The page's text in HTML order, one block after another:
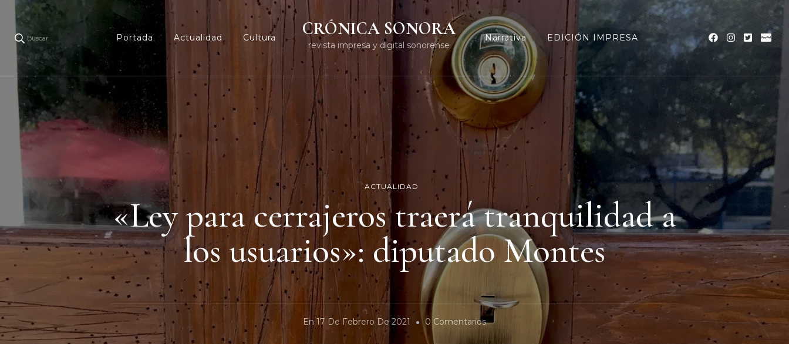
Buscar Portada Actualidad Cultura CRÓNICA SONORA
revista impresa y digital sonorense
Narrativa EDICIÓN IMPRESA
ACTUALIDAD
«Ley para cerrajeros traerá tranquilidad a
los usuarios»: diputado Montes
En 17 De Febrero De 2021 0 ComentariosEn
«Ley